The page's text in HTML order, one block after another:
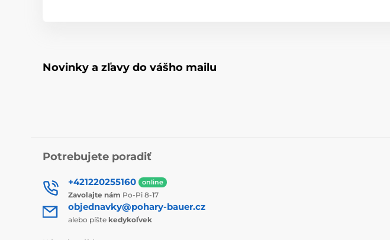
Novinky a zľavy do vášho mailu
Potrebujete poradiť
+421220255160 online
Zavolajte nám Po-Pi 8-17
objednavky@pohary-bauer.cz
alebo píšte kedykoľvek